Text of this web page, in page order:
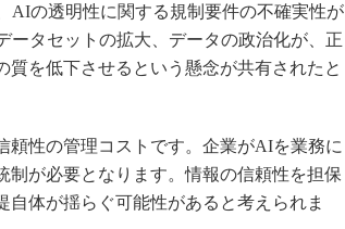
AIの透明性に関する規制要件の不確実性が
ータセットの拡大、データの政治化が、正
を低下させるという懸念が共有されたと
頼性の管理コストです。企業がAIを業務に
が必要となります。情報の信頼性を担保
体が揺らぐ可能性があると考えられま